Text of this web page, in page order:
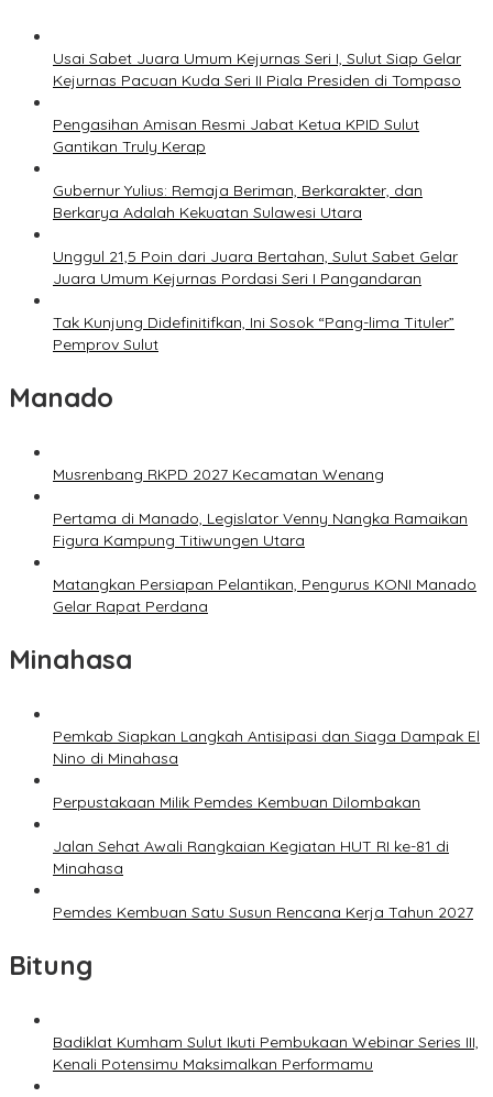
Usai Sabet Juara Umum Kejurnas Seri I, Sulut Siap Gelar
Kejurnas Pacuan Kuda Seri II Piala Presiden di Tompaso
Pengasihan Amisan Resmi Jabat Ketua KPID Sulut
Gantikan Truly Kerap
Gubernur Yulius: Remaja Beriman, Berkarakter, dan
Berkarya Adalah Kekuatan Sulawesi Utara
Unggul 21,5 Poin dari Juara Bertahan, Sulut Sabet Gelar
Juara Umum Kejurnas Pordasi Seri I Pangandaran
Tak Kunjung Didefinitifkan, Ini Sosok “Pang-lima Tituler”
Pemprov Sulut
Manado
Musrenbang RKPD 2027 Kecamatan Wenang
Pertama di Manado, Legislator Venny Nangka Ramaikan
Figura Kampung Titiwungen Utara
Matangkan Persiapan Pelantikan, Pengurus KONI Manado
Gelar Rapat Perdana
Minahasa
Pemkab Siapkan Langkah Antisipasi dan Siaga Dampak El
Nino di Minahasa
Perpustakaan Milik Pemdes Kembuan Dilombakan
Jalan Sehat Awali Rangkaian Kegiatan HUT RI ke-81 di
Minahasa
Pemdes Kembuan Satu Susun Rencana Kerja Tahun 2027
Bitung
Badiklat Kumham Sulut Ikuti Pembukaan Webinar Series III,
Kenali Potensimu Maksimalkan Performamu